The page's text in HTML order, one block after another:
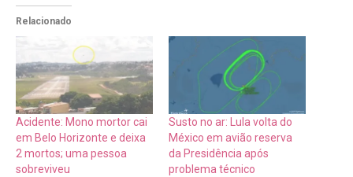
Relacionado
Acidente: Mono mortor cai
em Belo Horizonte e deixa
2 mortos; uma pessoa
sobreviveu
Susto no ar: Lula volta do
México em avião reserva
da Presidência após
problema técnico